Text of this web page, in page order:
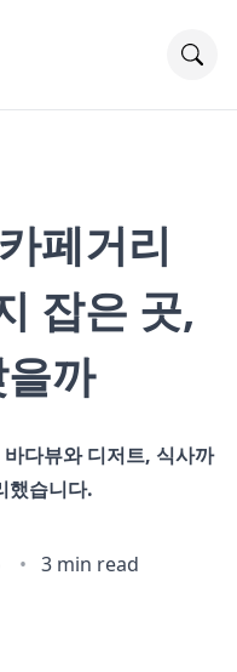
페거리
잡은 곳,
까
다뷰와 디저트, 식사까
했습니다.
3 min read